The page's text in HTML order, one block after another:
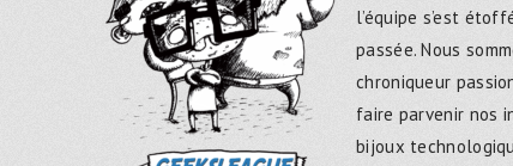
l’équipe s’est
passée. Nous
chroniqueur
faire parvenir nos
bijoux